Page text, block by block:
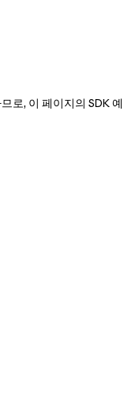
로, 이 페이지의 SDK 예